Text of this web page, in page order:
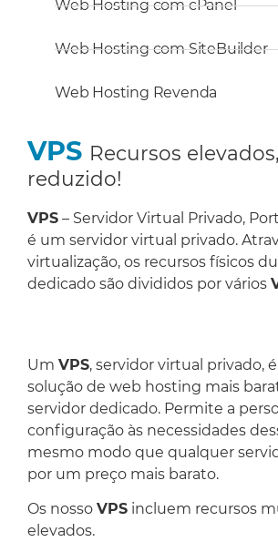
Web Hosting com cPanel
Web Hosting com SiteBuilder
Web Hosting Revenda
VPS Recursos
reduzido!
VPS – Servidor Virtual Privado,
é um servidor virtual privado.
virtualização, os recursos físicos
dedicado são divididos por vários
Um VPS, servidor virtual privado,
solução de web hosting mais
servidor dedicado. Permite a
configuração às necessidades
mesmo modo que qualquer
por um preço mais barato.
Os nosso VPS incluem recursos
elevados.